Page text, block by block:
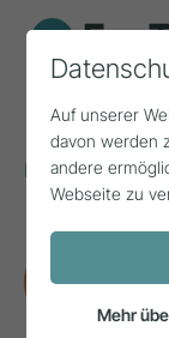
Home
Emotionen
Auf unserer
davon werden
andere
Webseite zu
Mehr